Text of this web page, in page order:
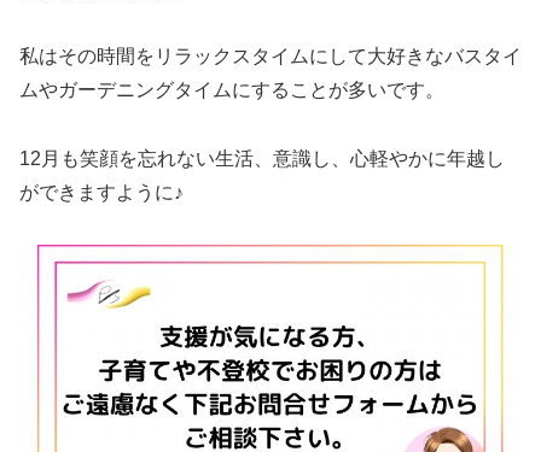
私はその時間をリラックスタイムにして大好きなバスタイ
ムやガーデニングタイムにすることが多いです。
12月も笑顔を忘れない生活、意識し、心軽やかに年越し
ができますように♪